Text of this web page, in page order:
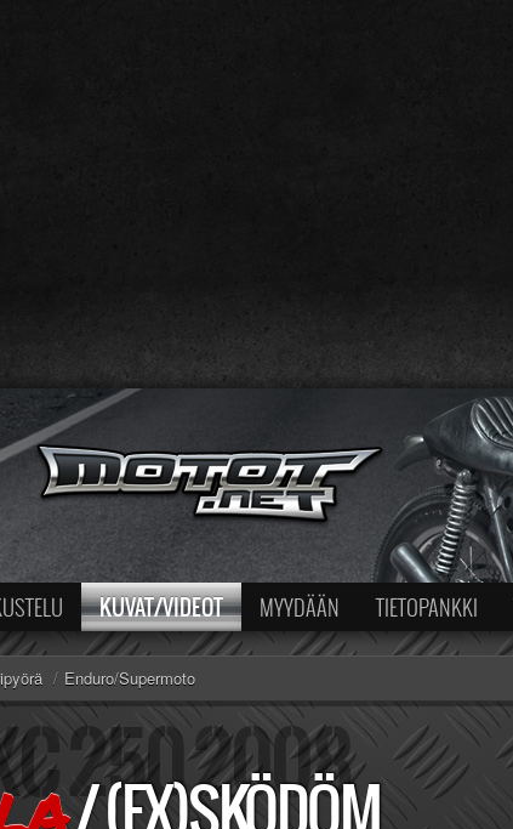
KUVAT/VIDEOT MYYDÄÄN TIETOPANKKI
/ Enduro/Supermoto
/(EX)SKÖDÖM